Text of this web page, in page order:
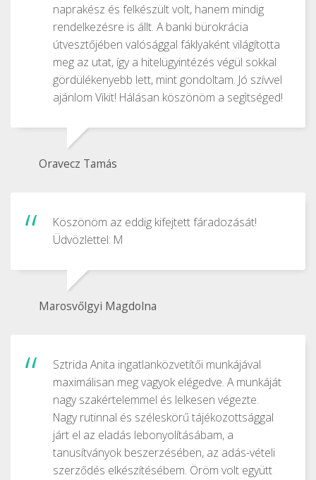
naprakész és felkészült volt, hanem mindig
rendelkezésre is állt. A banki bürokrácia
útvesztőjében valósággal fáklyaként világította
meg az utat, így a hitelügyintézés végül sokkal
gördülékenyebb lett, mint gondoltam. Jó szívvel
ajánlom Vikit! Hálásan köszönöm a segìtséged!
Oravecz Tamás
Köszönöm az eddig kifejtett fáradozását!
Üdvözlettel: M
Marosvőlgyi Magdolna
Sztrida Anita ingatlanközvetítői munkájával
maximálisan meg vagyok elégedve. A munkáját
nagy szakértelemmel és lelkesen végezte.
Nagy rutinnal és széleskörű tájékozottsággal
járt el az eladás lebonyolításábam, a
tanusítványok beszerzésében, az adás-vételi
szerződés elkészítésébem. Öröm volt együtt